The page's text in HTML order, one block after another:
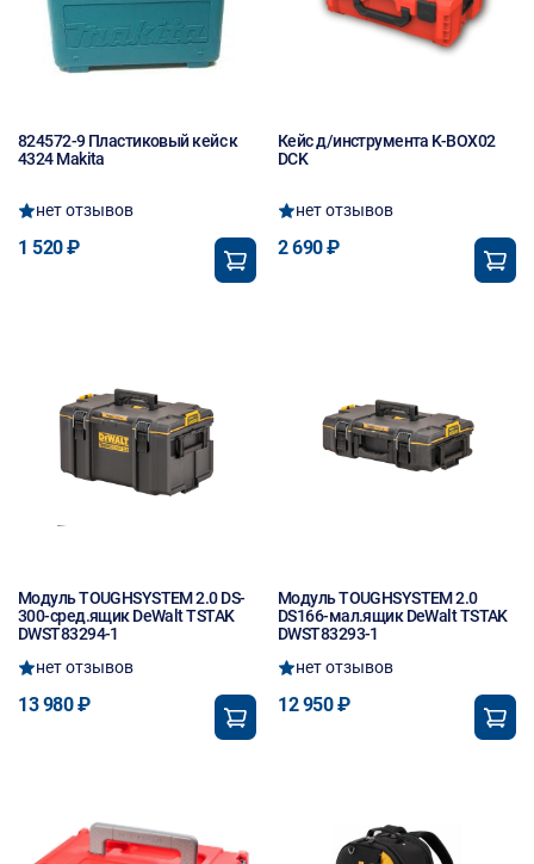
824572-9 Пластиковый кейс к
4324 Makita
нет отзывов
1 520 ₽
Кейс д/инструмента K-BOX02
DCK
нет отзывов
2 690 ₽
Модуль TOUGHSYSTEM 2.0 DS-
300-сред.ящик DeWalt TSTAK
DWST83294-1
нет отзывов
13 980 ₽
Модуль TOUGHSYSTEM 2.0
DS166-мал.ящик DeWalt TSTAK
DWST83293-1
нет отзывов
12 950 ₽